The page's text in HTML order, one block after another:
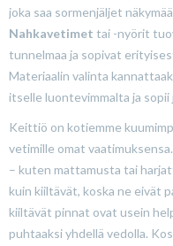
joka saa sormenjäljet
Nahkavetimet tai -nyörit
tunnelmaa ja sopivat
Materiaalin valinta
itselle luontevimmalta ja
Keittiö on kotiemme
vetimille omat
– kuten mattamusta tai
kuin kiiltävät, koska ne eivät
kiiltävät pinnat ovat usein
puhtaaksi yhdellä vedolla.